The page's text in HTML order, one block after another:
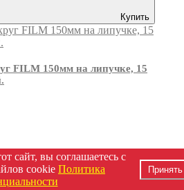
Купить
FILM 150мм на липучке, 15
сайт, вы соглашаетесь с
cookie Политика
Принять